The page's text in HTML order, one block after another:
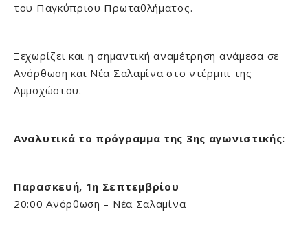
του Παγκύπριου Πρωταθλήματος.
Ξεχωρίζει και η σημαντική αναμέτρηση ανάμεσα σε
Ανόρθωση και Νέα Σαλαμίνα στο ντέρμπι της
Αμμοχώστου.
Αναλυτικά το πρόγραμμα της 3ης αγωνιστικής:
Παρασκευή, 1η Σεπτεμβρίου
20:00 Ανόρθωση – Νέα Σαλαμίνα